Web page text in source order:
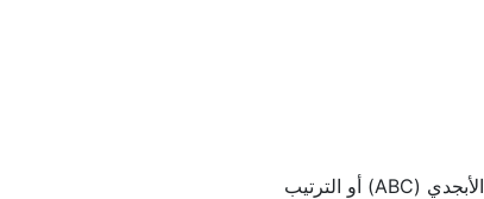
أدخل النص الفرنسي الخاص بك ثم ستقوم الأداة بترتيبها أبجديًا. يمكنك اختيار ما إذا كنت تريد النتائج بالترتيب الأبجدي (ABC) أو الترتيب